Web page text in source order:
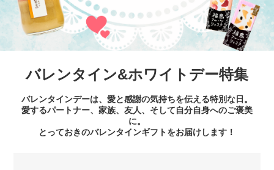
バレンタイン&ホワイトデー特集
バレンタインデーは、愛と感謝の気持ちを伝える特別な日。
愛するパートナー、家族、友人、そして自分自身へのご褒美
に。
とっておきのバレンタインギフトをお届けします！